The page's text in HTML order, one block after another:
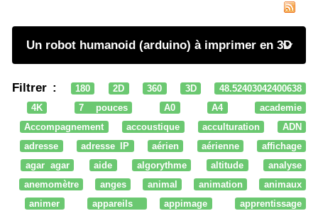
Un robot humanoid (arduino) à imprimer en 3D
Filtrer : 180 2D 360 3D
48.52403042400638
4K
7 pouces A0 A4
academie
Accompagnement
accoustique acculturation
ADN
adresse
adresse IP aérien aérienne
affichage
agar agar
aide algorythme altitude
analyse
anemomètre
anges animal animation
animaux
animer
appareils appimage
apprentissage